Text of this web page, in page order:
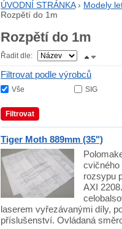
ÚVODNÍ STRÁNKA › Modely
Rozpětí do 1m
Rozpětí do 1m
Řadit dle:
Filtrovat podle výrobců
Vše SIG
Filtrovat
Tiger Moth 889mm (35")
cvičného
rozsypu
AXI
laserem vyřezávanými díly,
příslušenství. Ovládaná